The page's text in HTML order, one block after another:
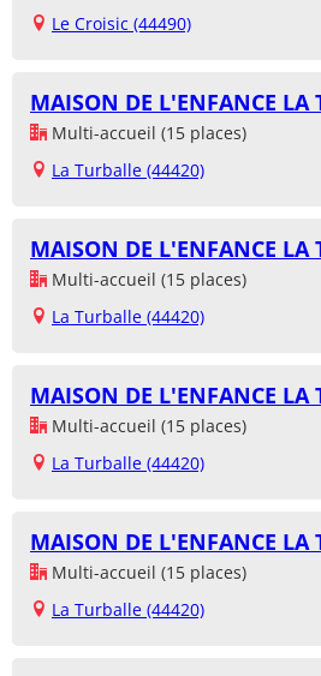
Le Croisic (44490)
MAISON DE L'ENFANCE LA
Multi-accueil (15 places)
La Turballe (44420)
MAISON DE L'ENFANCE LA
Multi-accueil (15 places)
La Turballe (44420)
MAISON DE L'ENFANCE LA
Multi-accueil (15 places)
La Turballe (44420)
MAISON DE L'ENFANCE LA
Multi-accueil (15 places)
La Turballe (44420)